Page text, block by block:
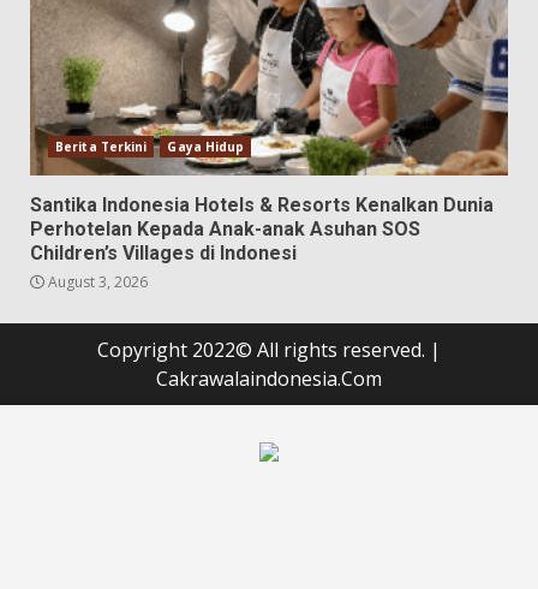
Berita Terkini Gaya Hidup
Santika Indonesia Hotels & Resorts Kenalkan Dunia
Perhotelan Kepada Anak-anak Asuhan SOS
Children’s Villages di Indonesi
August 3, 2026
Copyright 2022© All rights reserved. |
Cakrawalaindonesia.Com